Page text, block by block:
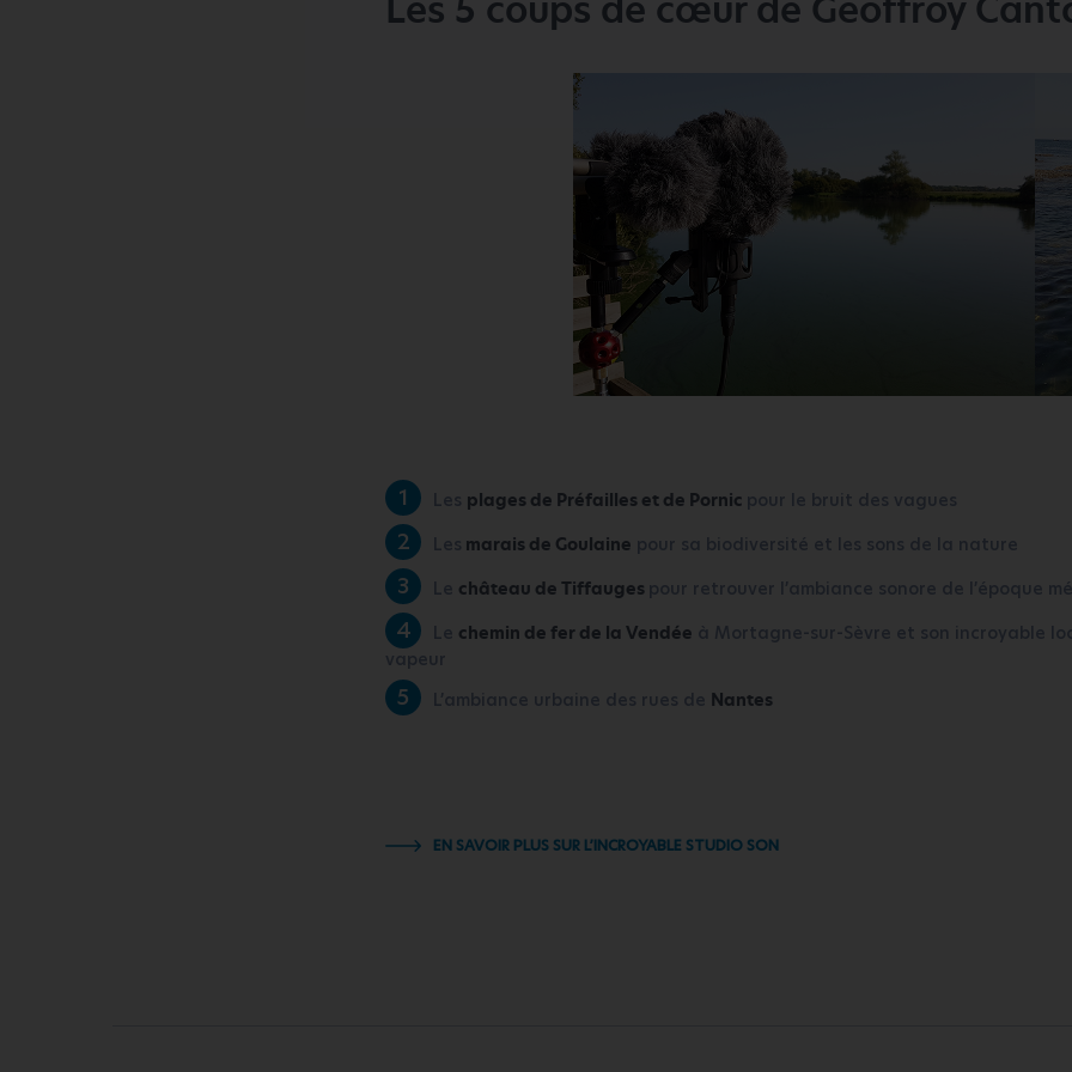
Les plages de Préfailles et de Pornic pour le bruit des vagues
Les marais de Goulaine pour sa biodiversité et les sons de la nature
Le château de Tiffauges pour retrouver l’ambiance sonore de l’époque
Le chemin de fer de la Vendée à Mortagne-sur-Sèvre et son incroyable
vapeur
L’ambiance urbaine des rues de Nantes
EN SAVOIR PLUS SUR L’INCROYABLE STUDIO SON